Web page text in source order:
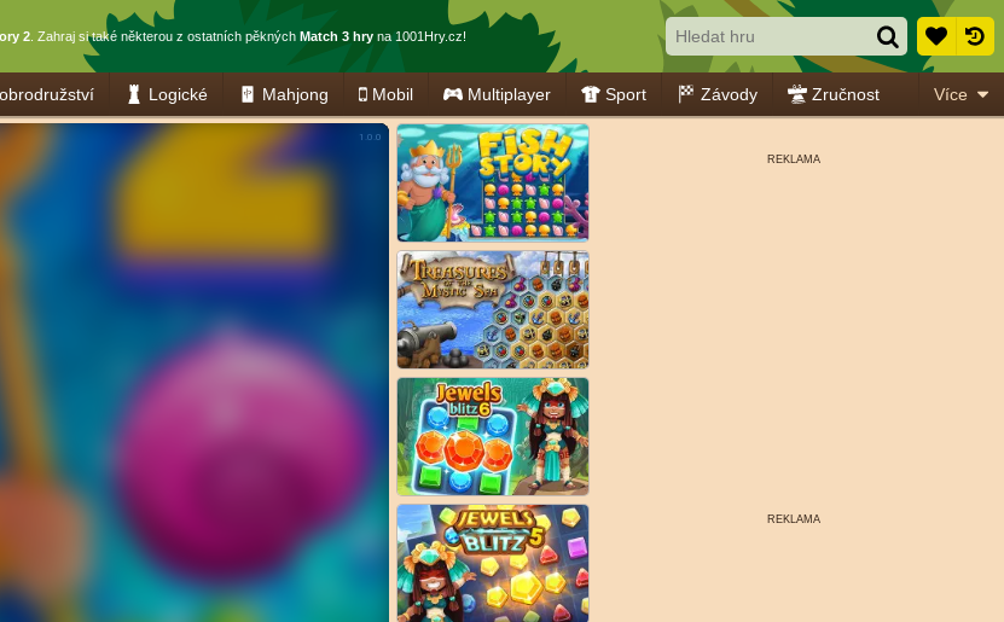
2. Zahraj si také některou z ostatních pěkných Match 3 hryna 1001Hry.cz!
Logické Mahjong Mobil Multiplayer Sport Závody Zručnost Více